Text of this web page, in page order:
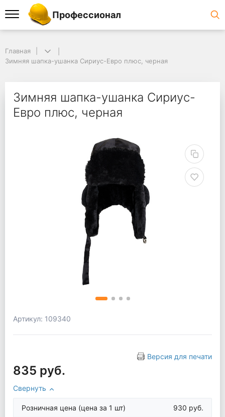
Профессионал
Главная
Зимняя шапка-ушанка Сириус-Евро плюс, черная
Зимняя шапка-ушанка Сириус-
Евро плюс, черная
Артикул: 109340
Версия для печати
835 руб.
Свернуть
Розничная цена (цена за 1 шт) 930 руб.